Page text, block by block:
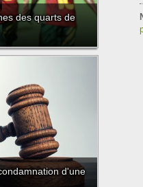
des quarts de
d'une